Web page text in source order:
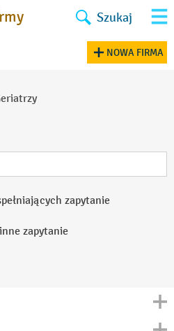
Szukaj
NOWA FIRMA
zapytanie
zapytanie